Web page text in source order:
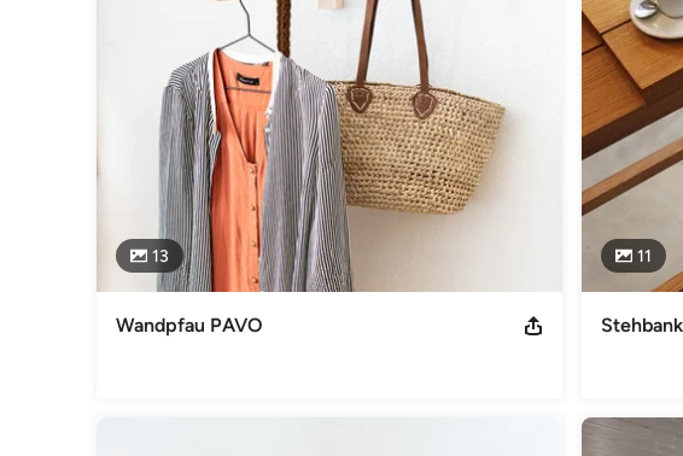
Herausforderung und Leidenschaft sind für mich, Spannungsfelder wie
Moderne in ein gesundes und ästhetisches Verhältnis, konform mit
Auszeichnungen:
Best of houzz - Award 2016
Impressum
Carolin Zeyher Dresdenerstr. 20 10999 Berlin 017672977816
Kategorie
Interior Designer & Raumausstatter
13
Wandpfau PAVO
11